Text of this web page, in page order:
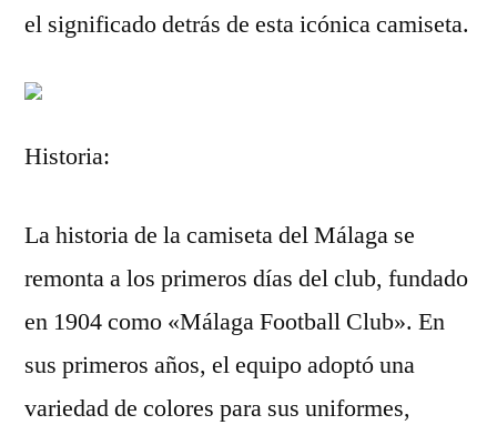
el significado detrás de esta icónica camiseta.
Historia:
La historia de la camiseta del Málaga se
remonta a los primeros días del club, fundado
en 1904 como «Málaga Football Club». En
sus primeros años, el equipo adoptó una
variedad de colores para sus uniformes,